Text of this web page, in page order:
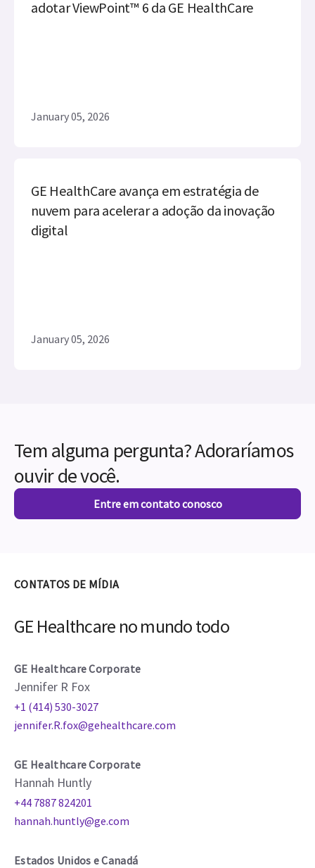
adotar ViewPoint™ 6 da GE HealthCare
January 05, 2026
GE HealthCare avança em estratégia de
nuvem para acelerar a adoção da inovação
digital
January 05, 2026
Tem alguma pergunta? Adoraríamos
ouvir de você.
Entre em contato conosco
CONTATOS DE MÍDIA
GE Healthcare no mundo todo
GE Healthcare Corporate
Jennifer R Fox
+1 (414) 530-3027
jennifer.R.fox@gehealthcare.com
GE Healthcare Corporate
Hannah Huntly
+44 7887 824201
hannah.huntly@ge.com
Estados Unidos e Canadá